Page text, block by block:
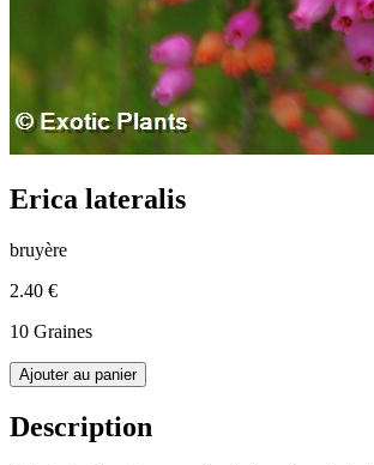
Erica lateralis
bruyère
2.40 €
10 Graines
Ajouter au panier
Description